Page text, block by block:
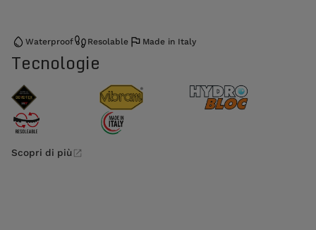
Waterproof Resolable Made in Italy
Tecnologie
Scopri di più